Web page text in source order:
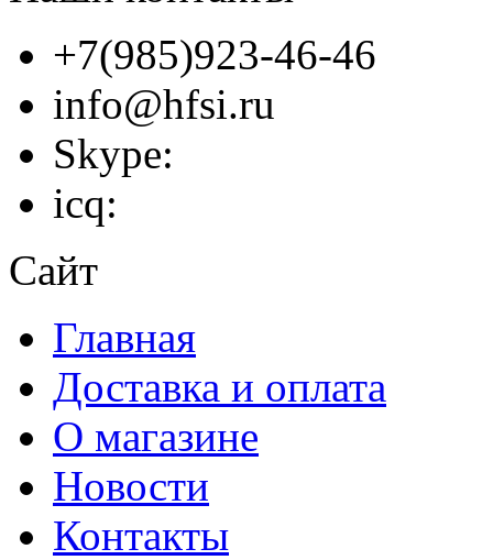
+7(985)923-46-46
info@hfsi.ru
Skype:
icq:
Сайт
Главная
Доставка и оплата
О магазине
Новости
Контакты